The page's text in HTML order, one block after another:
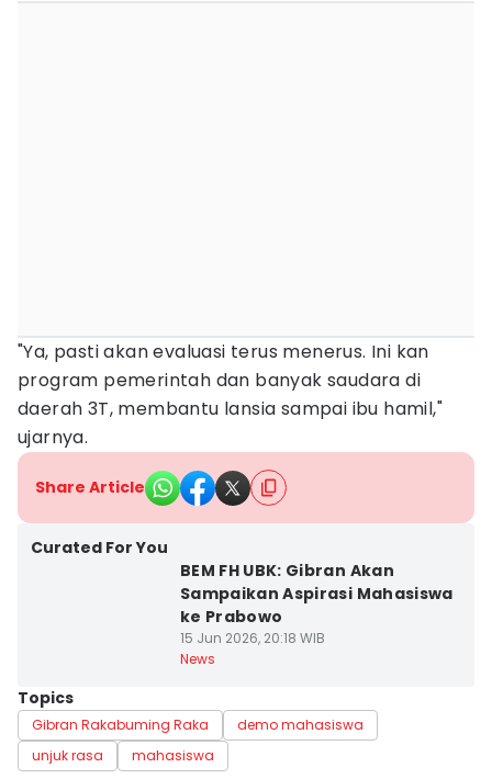
"Ya, pasti akan evaluasi terus menerus. Ini kan
program pemerintah dan banyak saudara di
daerah 3T, membantu lansia sampai ibu hamil,"
ujarnya.
Share Article
Curated For You
BEM FH UBK: Gibran Akan
Sampaikan Aspirasi Mahasiswa
ke Prabowo
15 Jun 2026, 20:18 WIB
News
Topics
Gibran Rakabuming Raka
demo mahasiswa
unjuk rasa
mahasiswa